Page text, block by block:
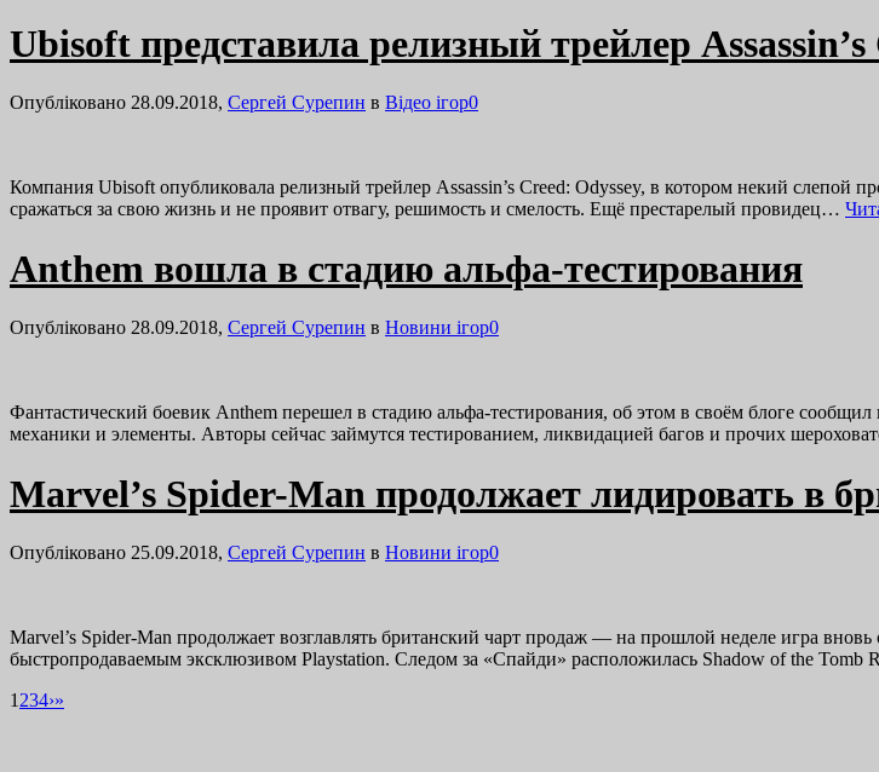
Ubisoft представила релизный трейлер
Опубліковано 28.09.2018, Сергей Сурепин в Відео ігор0
Компания Ubisoft опубликовала релизный трейлер Assassin’s Creed: Odyssey, в котором некий слепой
сражаться за свою жизнь и не проявит отвагу, решимость и смелость. Ещё престарелый провидец…
Anthem вошла в стадию альфа-тестирования
Опубліковано 28.09.2018, Сергей Сурепин в Новини ігор0
Фантастический боевик Anthem перешел в стадию альфа-тестирования, об этом в своём блоге
механики и элементы. Авторы сейчас займутся тестированием, ликвидацией багов и прочих
Marvel’s Spider-Man продолжает лидировать в
Опубліковано 25.09.2018, Сергей Сурепин в Новини ігор0
Marvel’s Spider-Man продолжает возглавлять британский чарт продаж — на прошлой неделе игра
быстропродаваемым эксклюзивом Playstation. Следом за «Спайди» расположилась Shadow of the Tomb
1 234›»